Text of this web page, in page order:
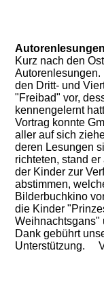
Autorenlesungen
Kurz nach den
Autorenlesungen.
den Dritt- und
"Freibad" vor,
kennengelernt
Vortrag konnte
aller auf sich
deren Lesungen
richteten, stand
der Kinder zur
abstimmen,
Bilderbuchkino
die Kinder
Weihnachtsgans"
Dank gebührt
Unterstützung.